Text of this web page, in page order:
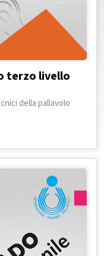
terzo livello
della pallavolo